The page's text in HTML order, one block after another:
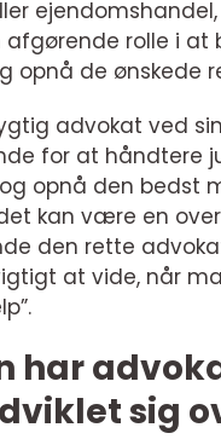
rolle i at
opnå de ønskede
advokat ved
for at håndtere
opnå den bedst
kan være en
den rette
at vide, når
har
sig